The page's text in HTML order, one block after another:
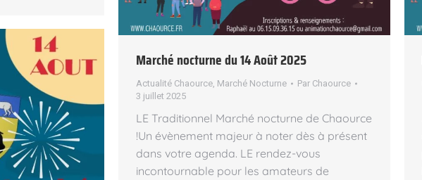
Marché nocturne du 14 Août 2025
Actualité Chaource Marché Nocturne Par Chaource
3 juillet 2025
LE Traditionnel Marché nocturne de Chaource
!Un évènement majeur à noter dès à présent
dans votre agenda. LE rendez-vous
incontournable pour les amateurs de